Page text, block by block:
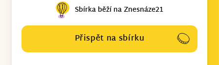
Sbírka běží na Znesnáze21
Přispět na sbírku